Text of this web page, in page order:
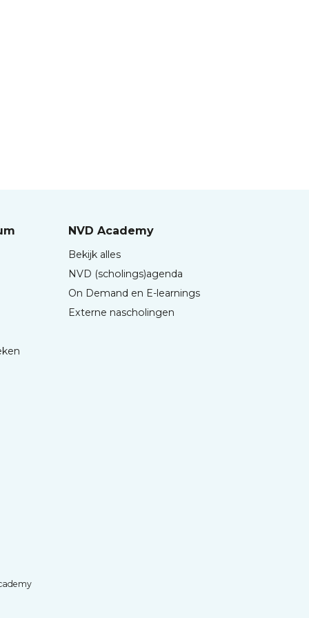
NVD Academy
Bekijk alles
NVD (scholings)agenda
On Demand en E-learnings
Externe nascholingen